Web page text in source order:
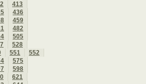
413
436
459
482
505
528
551
552
575
598
621